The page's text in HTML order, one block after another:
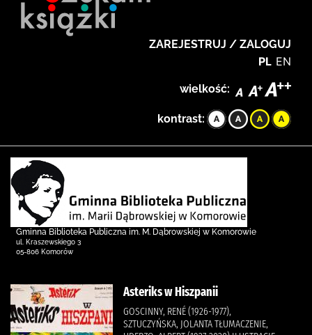
ZAREJESTRUJ / ZALOGUJ
PL EN
wielkość:
kontrast:
Gminna Biblioteka Publiczna im. M. Dąbrowskiej w Komorowie
ul. Kraszewskiego 3
05-806 Komorów
Asteriks w Hiszpanii
GOSCINNY, RENÉ (1926-1977),
SZTUCZYŃSKA, JOLANTA TŁUMACZENIE,